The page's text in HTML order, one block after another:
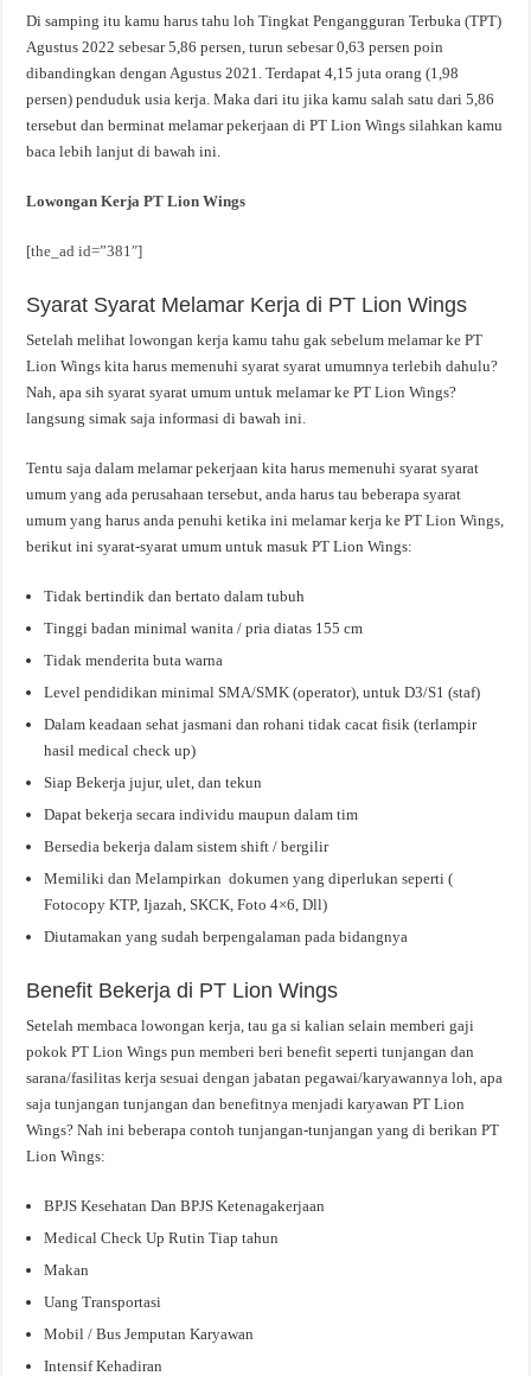
Di samping itu kamu harus tahu loh Tingkat Pengangguran Terbuka (TPT)
Agustus 2022 sebesar 5,86 persen, turun sebesar 0,63 persen poin
dibandingkan dengan Agustus 2021. Terdapat 4,15 juta orang (1,98
persen) penduduk usia kerja. Maka dari itu jika kamu salah satu dari 5,86
tersebut dan berminat melamar pekerjaan di PT Lion Wings silahkan kamu
baca lebih lanjut di bawah ini.
Lowongan Kerja PT Lion Wings
[the_ad id=”381″]
Syarat Syarat Melamar Kerja di PT Lion Wings
Setelah melihat lowongan kerja kamu tahu gak sebelum melamar ke PT
Lion Wings kita harus memenuhi syarat syarat umumnya terlebih dahulu?
Nah, apa sih syarat syarat umum untuk melamar ke PT Lion Wings?
langsung simak saja informasi di bawah ini.
Tentu saja dalam melamar pekerjaan kita harus memenuhi syarat syarat
umum yang ada perusahaan tersebut, anda harus tau beberapa syarat
umum yang harus anda penuhi ketika ini melamar kerja ke PT Lion Wings,
berikut ini syarat-syarat umum untuk masuk PT Lion Wings:
Tidak bertindik dan bertato dalam tubuh
Tinggi badan minimal wanita / pria diatas 155 cm
Tidak menderita buta warna
Level pendidikan minimal SMA/SMK (operator), untuk D3/S1 (staf)
Dalam keadaan sehat jasmani dan rohani tidak cacat fisik (terlampir
hasil medical check up)
Siap Bekerja jujur, ulet, dan tekun
Dapat bekerja secara individu maupun dalam tim
Bersedia bekerja dalam sistem shift / bergilir
Memiliki dan Melampirkan dokumen yang diperlukan seperti (
Fotocopy KTP, Ijazah, SKCK, Foto 4×6, Dll)
Diutamakan yang sudah berpengalaman pada bidangnya
Benefit Bekerja di PT Lion Wings
Setelah membaca lowongan kerja, tau ga si kalian selain memberi gaji
pokok PT Lion Wings pun memberi beri benefit seperti tunjangan dan
sarana/fasilitas kerja sesuai dengan jabatan pegawai/karyawannya loh, apa
saja tunjangan tunjangan dan benefitnya menjadi karyawan PT Lion
Wings? Nah ini beberapa contoh tunjangan-tunjangan yang di berikan PT
Lion Wings:
BPJS Kesehatan Dan BPJS Ketenagakerjaan
Medical Check Up Rutin Tiap tahun
Makan
Uang Transportasi
Mobil / Bus Jemputan Karyawan
Intensif Kehadiran